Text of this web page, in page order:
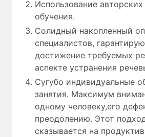
Использование
обучения.
Солидный накопленный
специалистов,
достижение требуемых
аспекте устранения
Сугубо индивидуальные
занятия. Максимум
одному человеку,его
преодолению. Этот
сказывается на